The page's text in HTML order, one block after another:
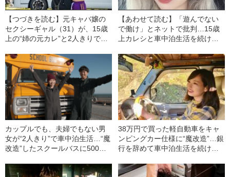
【つづきを読む】元キャバ嬢の
セクシーギャル（31）が、15歳
上の“姉の元カレ”と2人きりで車
スに住むカップルが語る、車中
泊を始めた経緯
【あわせて読む】「遊んでない
で働け」とネットで批判…15歳
上カレシと車中泊生活を続ける
（31）が明かした、リアルな車
中泊ライフ
カップルでも、夫婦でもない男
女が“2人きり”で車中泊生活…“魔
改造”したスクールバスに500日
車中泊のリアル
38万円で買った軽自動車をキャ
ンピングカー仕様に“魔改造”…銀
行を辞めて車中泊生活を続ける
応”